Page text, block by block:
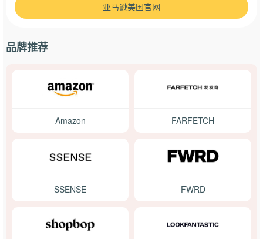
亚马逊美国官网
品牌推荐
Amazon FARFETCH
SSENSE FWRD